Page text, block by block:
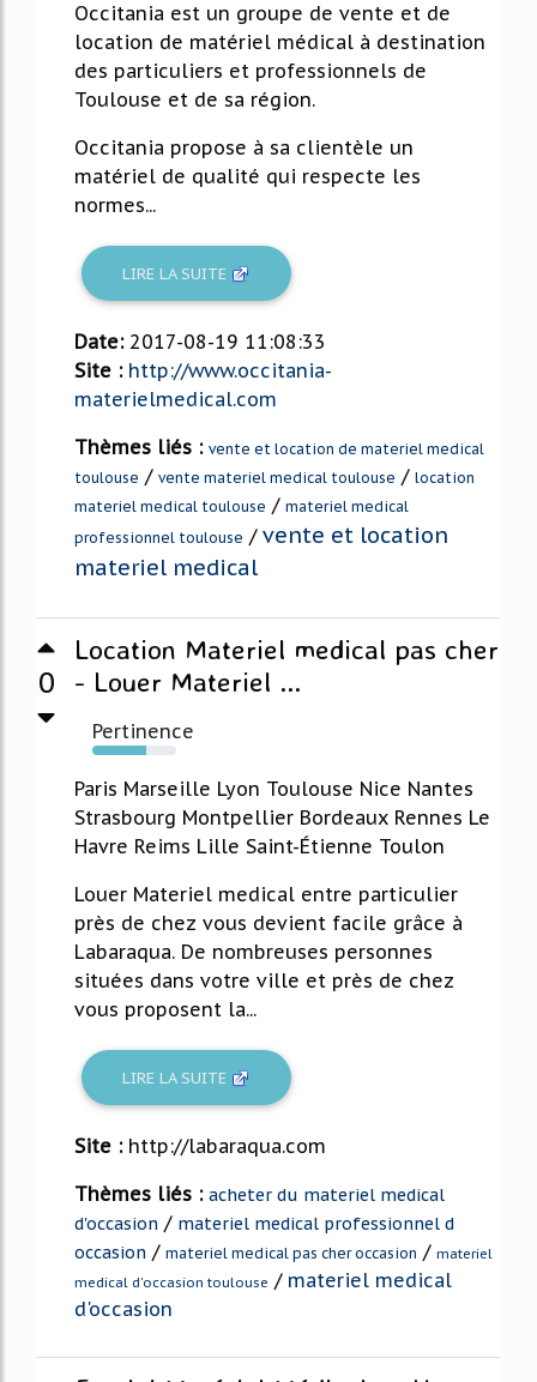
Occitania est un groupe de vente et de
location de matériel médical à destination
des particuliers et professionnels de
Toulouse et de sa région.
Occitania propose à sa clientèle un
matériel de qualité qui respecte les
normes...
LIRE LA SUITE
Date: 2017-08-19 11:08:33
Site : http://www.occitania-
materielmedical.com
Thèmes liés : vente et location de materiel medical
toulouse / vente materiel medical toulouse / location
materiel medical toulouse / materiel medical
professionnel toulouse / vente et location
materiel medical
0
Location Materiel medical pas cher
- Louer Materiel ...
Pertinence
64%
Paris Marseille Lyon Toulouse Nice Nantes
Strasbourg Montpellier Bordeaux Rennes Le
Havre Reims Lille Saint-Étienne Toulon
Louer Materiel medical entre particulier
près de chez vous devient facile grâce à
Labaraqua. De nombreuses personnes
situées dans votre ville et près de chez
vous proposent la...
LIRE LA SUITE
Site : http://labaraqua.com
Thèmes liés : acheter du materiel medical
d'occasion / materiel medical professionnel d
occasion / materiel medical pas cher occasion / materiel
medical d'occasion toulouse / materiel medical
d'occasion